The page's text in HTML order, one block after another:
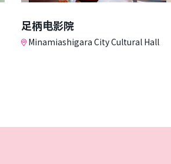
足柄电影院
Minamiashigara City Cultural Hall